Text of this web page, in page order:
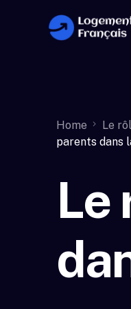
Home Le
parents dans
Le